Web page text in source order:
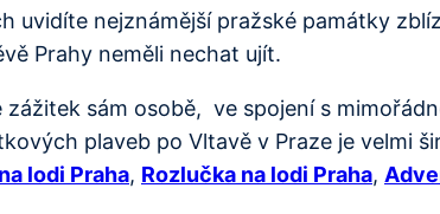
uvidíte nejznámější pražské památky
Prahy neměli nechat ujít.
sám osobě, ve spojení s
plaveb po Vltavě v Praze je velmi
lodi Praha, Rozlučka na lodi Praha,